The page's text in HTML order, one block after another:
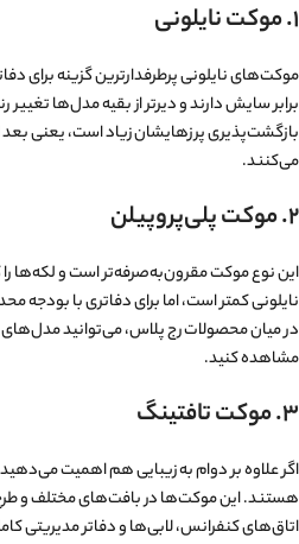
۱. موکت نایلونی
موکت‌های نایلونی پرطرفدارترین گزینه برای
برابر سایش دارند و دیرتر از بقیه مدل‌ها
بازگشت‌پذیری پرزهایشان زیاد است، یعنی بعد
می‌کنند.
۲. موکت پلی‌پروپیلن
این نوع موکت مقرون‌به‌صرفه‌تر است و لکه‌ها را
نایلونی کمتر است، اما برای دفاتری با
در میان محصولات رج پلاس، می‌توانید مدل‌های
مشاهده کنید.
۳. موکت تافتینگ
اگر علاوه بر دوام به زیبایی هم اهمیت
هستند. این موکت‌ها در بافت‌های مختلف و
اتاق‌های کنفرانس، لابی‌ها و دفاتر مدیریتی